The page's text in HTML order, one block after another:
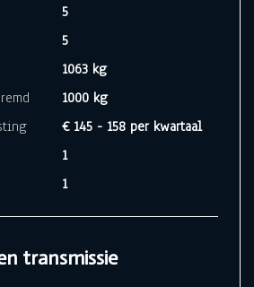
5
5
1063 kg
1000 kg
€ 145 - 158 per kwartaal
1
1
transmissie